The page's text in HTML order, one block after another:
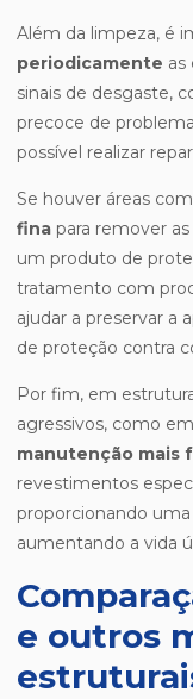
Além da limpeza, é
periodicamente as
sinais de desgaste,
precoce de
possível realizar
Se houver áreas
fina para remover
um produto de
tratamento com
ajudar a preservar a
de proteção contra
Por fim, em
agressivos, como
manutenção mais
revestimentos
proporcionando uma
aumentando a vida
e outros